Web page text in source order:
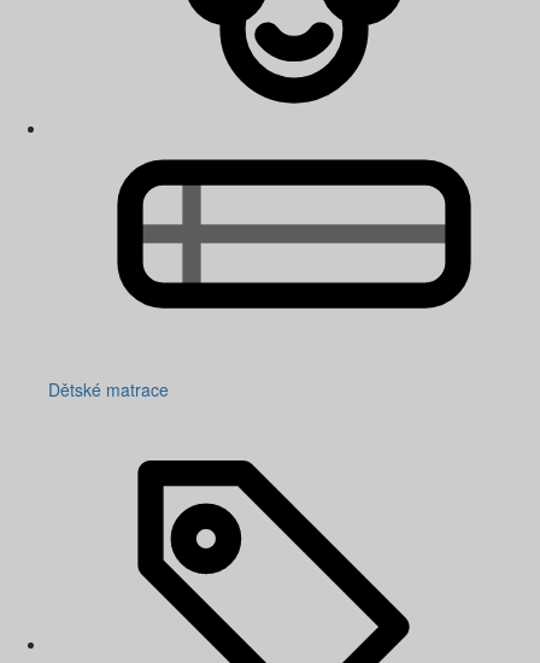
Dětské matrace